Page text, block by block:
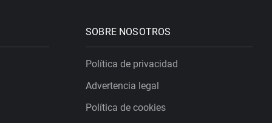
SOBRE NOSOTROS
Política de privacidad
Advertencia legal
Política de cookies